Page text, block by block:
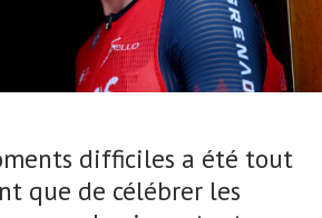
difficiles a été tout
que de célébrer les